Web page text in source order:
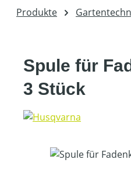
Produkte
Spule für
3 Stück
Bildergalerie überspringen